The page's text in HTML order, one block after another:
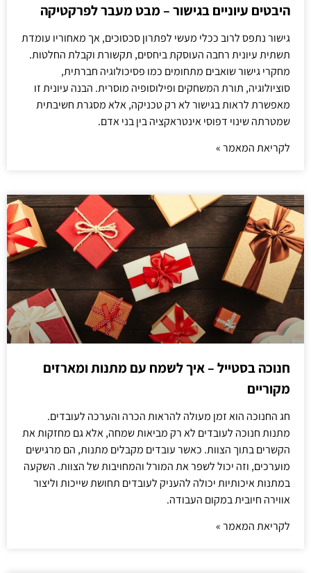
היבטים עיוניים בגישור – מבט מעבר לפרקטיקה
גישור נתפס לרוב ככלי מעשי לפתרון סכסוכים, אך מאחוריו עומדת
תשתית עיונית רחבה העוסקת ביחסים, תקשורת וקבלת החלטות.
מחקרי גישור שואבים מתחומים כמו פסיכולוגיה חברתית,
סוציולוגיה, תורת המשחקים ופילוסופיה מוסרית. הבנה עיונית זו
מאפשרת לראות בגישור לא רק טכניקה, אלא מסגרת חשיבתית
שמטרתה שינוי דפוסי אינטראקציה בין בני אדם.
לקריאת המאמר »
חנוכה בסטייל – איך לשמח עם מתנות ומארזים
מקוריים
חג החנוכה הוא זמן מעולה להראות הכרה והערכה לעובדים.
מתנות חנוכה לעובדים לא רק מביאות שמחה, אלא גם מחזקות את
הקשרים בתוך הצוות. כאשר עובדים מקבלים מתנות, הם מרגישים
מוערכים, וזה יכול לשפר את המורל והמחויבות של הצוות. השקעה
במתנות איכותיות יכולה להעניק לעובדים תחושת שייכות וליצור
אווירה חיובית במקום העבודה.
לקריאת המאמר »